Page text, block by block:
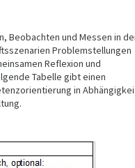
Beobachten und Messen in
Problemstellungen
Reflexion und
Tabelle gibt einen
in